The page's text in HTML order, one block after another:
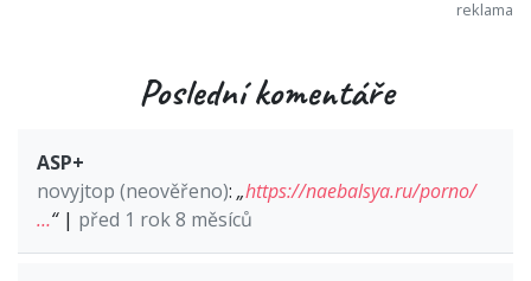
Poslední komentáře
ASP+
novyjtop (neověřeno): „https://naebalsya.ru/porno/
…“| před 1 rok 8 měsíců